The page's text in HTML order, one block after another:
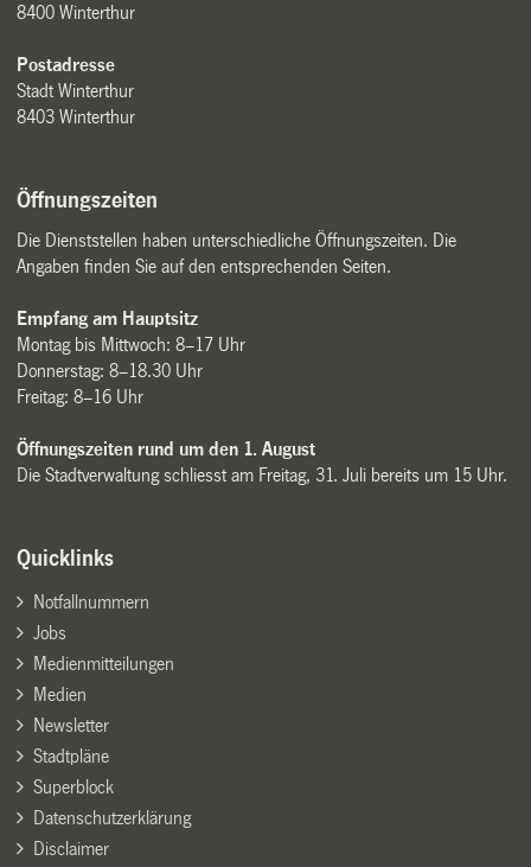
8400 Winterthur
Postadresse
Stadt Winterthur
8403 Winterthur
Öffnungszeiten
Die Dienststellen haben unterschiedliche Öffnungszeiten. Die
Angaben finden Sie auf den entsprechenden Seiten.
Empfang am Hauptsitz
Montag bis Mittwoch: 8–17 Uhr
Donnerstag: 8–18.30 Uhr
Freitag: 8–16 Uhr
Öffnungszeiten rund um den 1. August
Die Stadtverwaltung schliesst am Freitag, 31. Juli bereits um 15 Uhr.
Quicklinks
Notfallnummern
Jobs
Medienmitteilungen
Medien
Newsletter
Stadtpläne
Superblock
Datenschutzerklärung
Disclaimer